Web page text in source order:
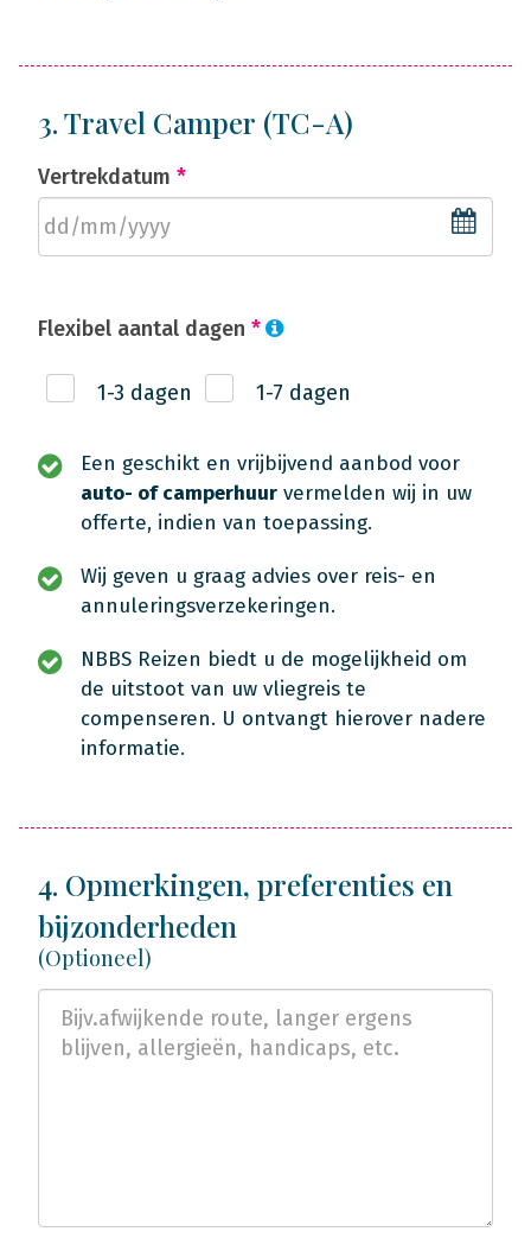
3. Travel Camper (TC-A)
Vertrekdatum *
Flexibel aantal dagen *
1-3 dagen 1-7 dagen
Een geschikt en vrijbijvend aanbod voor
auto- of camperhuur vermelden wij in uw
offerte, indien van toepassing.
Wij geven u graag advies over reis- en
annuleringsverzekeringen.
NBBS Reizen biedt u de mogelijkheid om
de uitstoot van uw vliegreis te
compenseren. U ontvangt hierover nadere
informatie.
4. Opmerkingen, preferenties en
bijzonderheden
(Optioneel)